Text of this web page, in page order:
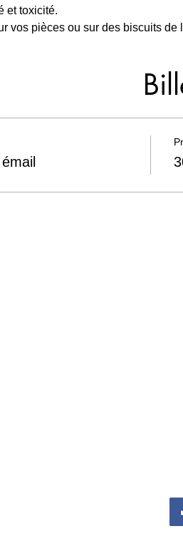
et toxicité.
vos pièces ou sur des biscuits de